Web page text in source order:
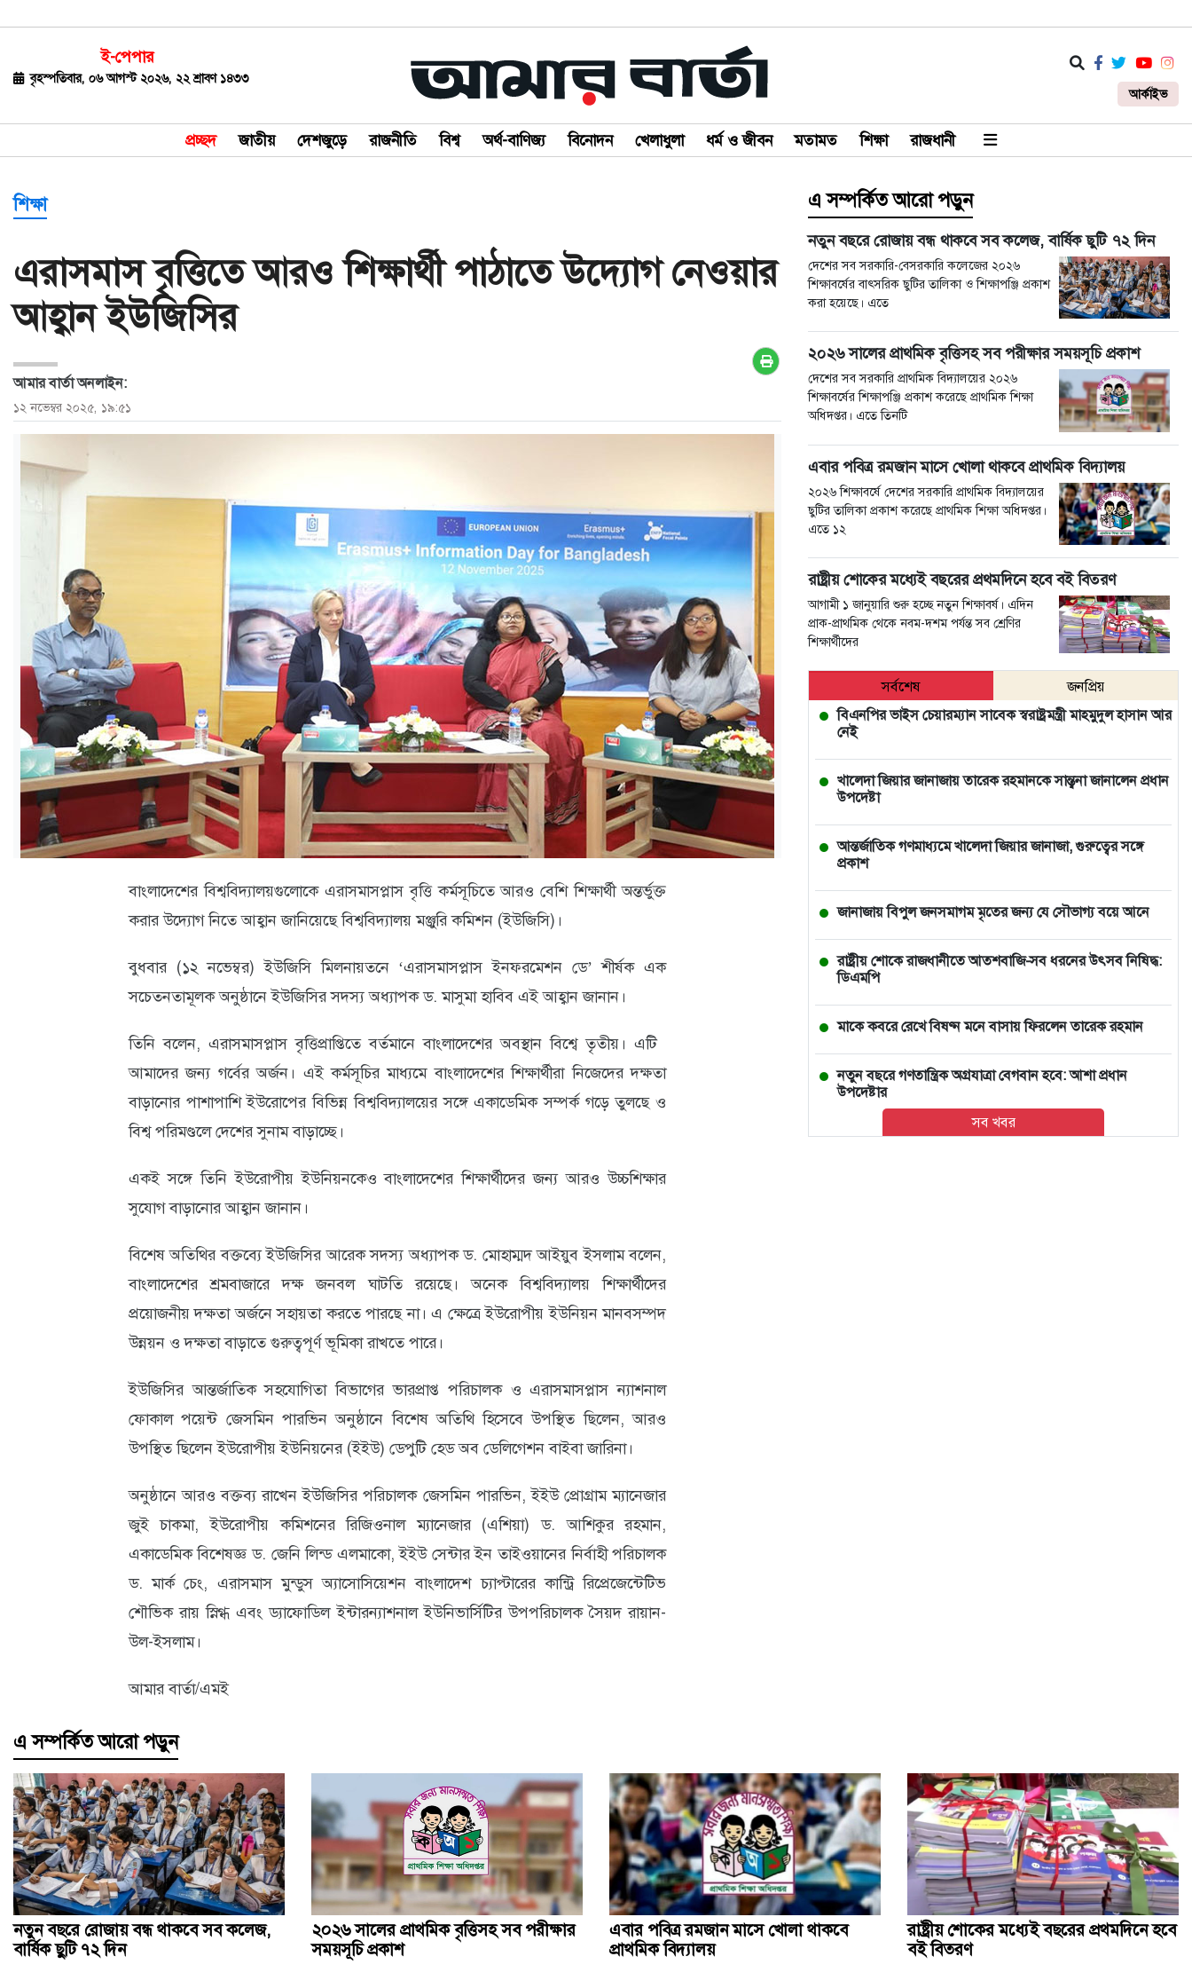
ই-পেপার
বৃহস্পতিবার, ০৬ আগস্ট ২০২৬, ২২ শ্রাবণ ১৪৩৩
আর্কাইভ
প্রচ্ছদ জাতীয় দেশজুড়ে রাজনীতি বিশ্ব অর্থ-বাণিজ্য বিনোদন খেলাধুলা ধর্ম ও জীবন মতামত শিক্ষা রাজধানী
জাতীয়
রাজনীতি
বিশ্ব
বাণিজ্য
বিনোদন
ধর্ম
ও
মতামত
রাজধানী
আইন-
আদালত
ক্যাম্পাস
আজকের
পত্রিকা
ক্যারিয়ার
তথ্যপ্রযুক্তি
শিক্ষা
এরাসমাস বৃত্তিতে আরও শিক্ষার্থী পাঠাতে উদ্যোগ নেওয়ার
আহ্বান ইউজিসির
আমার বার্তা অনলাইন:
১২ নভেম্বর ২০২৫, ১৯:৫১
বাংলাদেশের বিশ্ববিদ্যালয়গুলোকে এরাসমাসপ্লাস বৃত্তি কর্মসূচিতে আরও বেশি শিক্ষার্থী অন্তর্ভুক্ত
করার উদ্যোগ নিতে আহ্বান জানিয়েছে বিশ্ববিদ্যালয় মঞ্জুরি কমিশন (ইউজিসি)।
বুধবার (১২ নভেম্বর) ইউজিসি মিলনায়তনে ‘এরাসমাসপ্লাস ইনফরমেশন ডে’ শীর্ষক এক
সচেতনতামূলক অনুষ্ঠানে ইউজিসির সদস্য অধ্যাপক ড. মাসুমা হাবিব এই আহ্বান জানান।
তিনি বলেন, এরাসমাসপ্লাস বৃত্তিপ্রাপ্তিতে বর্তমানে বাংলাদেশের অবস্থান বিশ্বে তৃতীয়। এটি
আমাদের জন্য গর্বের অর্জন। এই কর্মসূচির মাধ্যমে বাংলাদেশের শিক্ষার্থীরা নিজেদের দক্ষতা
বাড়ানোর পাশাপাশি ইউরোপের বিভিন্ন বিশ্ববিদ্যালয়ের সঙ্গে একাডেমিক সম্পর্ক গড়ে তুলছে ও
বিশ্ব পরিমণ্ডলে দেশের সুনাম বাড়াচ্ছে।
একই সঙ্গে তিনি ইউরোপীয় ইউনিয়নকেও বাংলাদেশের শিক্ষার্থীদের জন্য আরও উচ্চশিক্ষার
সুযোগ বাড়ানোর আহ্বান জানান।
বিশেষ অতিথির বক্তব্যে ইউজিসির আরেক সদস্য অধ্যাপক ড. মোহাম্মদ আইয়ুব ইসলাম বলেন,
বাংলাদেশের শ্রমবাজারে দক্ষ জনবল ঘাটতি রয়েছে। অনেক বিশ্ববিদ্যালয় শিক্ষার্থীদের
প্রয়োজনীয় দক্ষতা অর্জনে সহায়তা করতে পারছে না। এ ক্ষেত্রে ইউরোপীয় ইউনিয়ন মানবসম্পদ
উন্নয়ন ও দক্ষতা বাড়াতে গুরুত্বপূর্ণ ভূমিকা রাখতে পারে।
ইউজিসির আন্তর্জাতিক সহযোগিতা বিভাগের ভারপ্রাপ্ত পরিচালক ও এরাসমাসপ্লাস ন্যাশনাল
ফোকাল পয়েন্ট জেসমিন পারভিন অনুষ্ঠানে বিশেষ অতিথি হিসেবে উপস্থিত ছিলেন, আরও
উপস্থিত ছিলেন ইউরোপীয় ইউনিয়নের (ইইউ) ডেপুটি হেড অব ডেলিগেশন বাইবা জারিনা।
অনুষ্ঠানে আরও বক্তব্য রাখেন ইউজিসির পরিচালক জেসমিন পারভিন, ইইউ প্রোগ্রাম ম্যানেজার
জুই চাকমা, ইউরোপীয় কমিশনের রিজিওনাল ম্যানেজার (এশিয়া) ড. আশিকুর রহমান,
একাডেমিক বিশেষজ্ঞ ড. জেনি লিন্ড এলমাকো, ইইউ সেন্টার ইন তাইওয়ানের নির্বাহী পরিচালক
ড. মার্ক চেং, এরাসমাস মুন্ডুস অ্যাসোসিয়েশন বাংলাদেশ চ্যাপ্টারের কান্ট্রি রিপ্রেজেন্টেটিভ
শৌভিক রায় স্নিগ্ধ এবং ড্যাফোডিল ইন্টারন্যাশনাল ইউনিভার্সিটির উপপরিচালক সৈয়দ রায়ান-
উল-ইসলাম।
আমার বার্তা/এমই
এ সম্পর্কিত আরো পড়ুন
নতুন বছরে রোজায় বন্ধ থাকবে সব কলেজ, বার্ষিক ছুটি ৭২ দিন
দেশের সব সরকারি-বেসরকারি কলেজের ২০২৬
শিক্ষাবর্ষের বাৎসরিক ছুটির তালিকা ও শিক্ষাপঞ্জি প্রকাশ
করা হয়েছে। এতে
২০২৬ সালের প্রাথমিক বৃত্তিসহ সব পরীক্ষার সময়সূচি প্রকাশ
দেশের সব সরকারি প্রাথমিক বিদ্যালয়ের ২০২৬
শিক্ষাবর্ষের শিক্ষাপঞ্জি প্রকাশ করেছে প্রাথমিক শিক্ষা
অধিদপ্তর। এতে তিনটি
এবার পবিত্র রমজান মাসে খোলা থাকবে প্রাথমিক বিদ্যালয়
২০২৬ শিক্ষাবর্ষে দেশের সরকারি প্রাথমিক বিদ্যালয়ের
ছুটির তালিকা প্রকাশ করেছে প্রাথমিক শিক্ষা অধিদপ্তর।
এতে ১২
রাষ্ট্রীয় শোকের মধ্যেই বছরের প্রথমদিনে হবে বই বিতরণ
আগামী ১ জানুয়ারি শুরু হচ্ছে নতুন শিক্ষাবর্ষ। এদিন
প্রাক-প্রাথমিক থেকে নবম-দশম পর্যন্ত সব শ্রেণির
শিক্ষার্থীদের
সর্বশেষ
জনপ্রিয়
বিএনপির ভাইস চেয়ারম্যান সাবেক স্বরাষ্ট্রমন্ত্রী মাহমুদুল হাসান আর
নেই
খালেদা জিয়ার জানাজায় তারেক রহমানকে সান্ত্বনা জানালেন প্রধান
উপদেষ্টা
আন্তর্জাতিক গণমাধ্যমে খালেদা জিয়ার জানাজা, গুরুত্বের সঙ্গে
প্রকাশ
জানাজায় বিপুল জনসমাগম মৃতের জন্য যে সৌভাগ্য বয়ে আনে
রাষ্ট্রীয় শোকে রাজধানীতে আতশবাজি-সব ধরনের উৎসব নিষিদ্ধ:
ডিএমপি
মাকে কবরে রেখে বিষণ্ন মনে বাসায় ফিরলেন তারেক রহমান
নতুন বছরে গণতান্ত্রিক অগ্রযাত্রা বেগবান হবে: আশা প্রধান
উপদেষ্টার
ভারতে চলন্ত ভ্যানে তরুণীকে সংঘবদ্ধ ধর্ষণ, ২ ঘণ্টা পর রাস্তায়
বেগম খালেদা জিয়ার জানাজায় ৫০ প্লাটুন আনসার ও টিডিপি
মোতায়েন
খালেদা জিয়ার জানাজায় পদদলিত হয়ে একজনের মৃত্যু
সব খবর
এ সম্পর্কিত আরো পড়ুন
নতুন বছরে রোজায় বন্ধ থাকবে সব কলেজ,
বার্ষিক ছুটি ৭২ দিন
২০২৬ সালের প্রাথমিক বৃত্তিসহ সব পরীক্ষার
সময়সূচি প্রকাশ
এবার পবিত্র রমজান মাসে খোলা থাকবে
প্রাথমিক বিদ্যালয়
রাষ্ট্রীয় শোকের মধ্যেই বছরের প্রথমদিনে হবে
বই বিতরণ